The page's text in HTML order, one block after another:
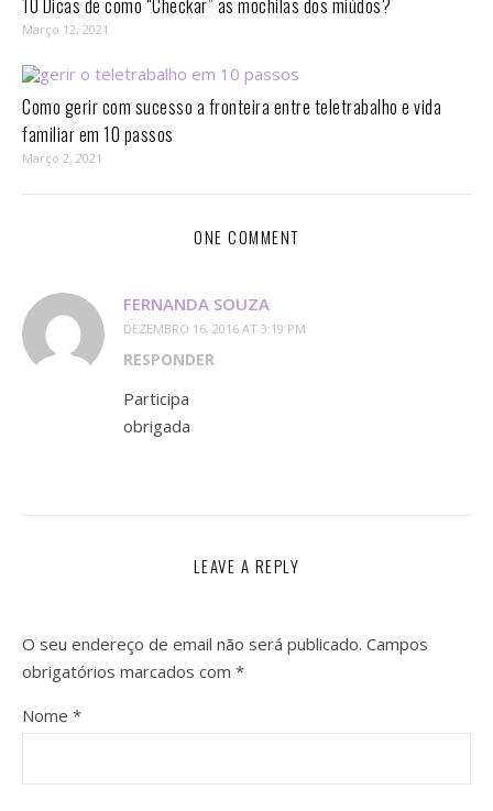
10 Dicas de como “Checkar” as mochilas dos miúdos?
Março 12, 2021
Como gerir com sucesso a fronteira entre teletrabalho e vida
familiar em 10 passos⁣
Março 2, 2021
ONE COMMENT
FERNANDA SOUZA
DEZEMBRO 16, 2016 AT 3:19 PM
RESPONDER
Participa
obrigada
LEAVE A REPLY
O seu endereço de email não será publicado. Campos
obrigatórios marcados com *
Nome *